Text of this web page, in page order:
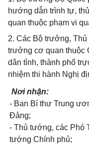
hướng dẫn trình tự,
quan thuộc phạm vi
2. Các Bộ trưởng,
trưởng cơ quan thuộc
dân tỉnh, thành phố
nhiệm thi hành Nghị
Nơi nhận:
- Ban Bí thư Trung
Đảng;
- Thủ tướng, các Phó
tướng Chính phủ;